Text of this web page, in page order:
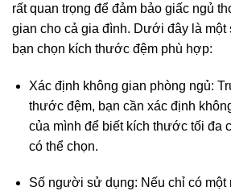
rất quan trọng để đảm bảo giấc ngủ
gian cho cả gia đình. Dưới đây là
bạn chọn kích thước đệm phù hợp:
Xác định không gian phòng ngủ:
thước đệm, bạn cần xác định
của mình để biết kích thước tối đa
có thể chọn.
Số người sử dụng: Nếu chỉ có